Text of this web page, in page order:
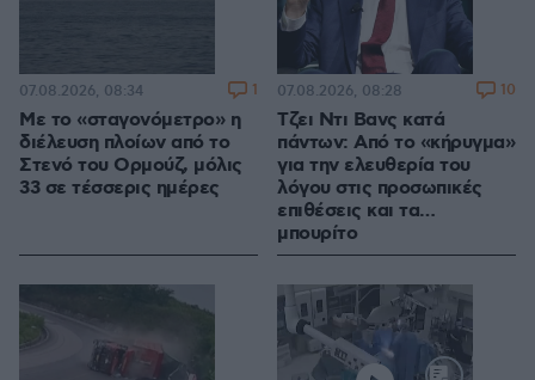
Με το «σταγονόμετρο» η
διέλευση πλοίων από το
Στενό του Ορμούζ, μόλις
33 σε τέσσερις ημέρες
07.08.2026, 08:34 1
Τζει Ντι Βανς κατά
πάντων: Από το «κήρυγμα»
για την ελευθερία του
λόγου στις προσωπικές
επιθέσεις και τα…
μπουρίτο
07.08.2026, 08:28 10